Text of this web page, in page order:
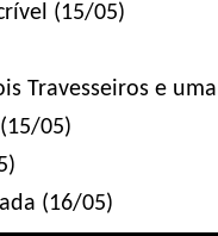
(15/05)
Travesseiros e
05)
(16/05)